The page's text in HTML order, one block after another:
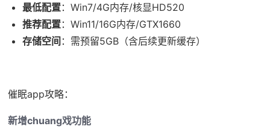
​最低配置​​：Win7/4G内存/核显HD520
​推荐配置​​：Win11/16G内存/GTX1660
​存储空间​ ​：需预留5GB（含后续更新缓存）
催眠app攻略：
新增chuang戏功能